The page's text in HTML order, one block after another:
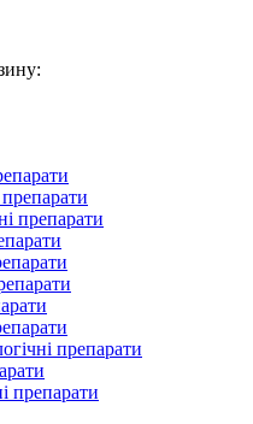
препарати
препарати
препарати